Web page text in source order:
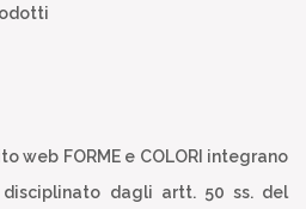
web FORME e COLORI integrano
dagli artt. 50 ss. del